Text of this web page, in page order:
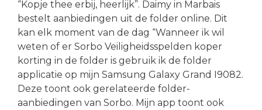
“Kopje thee erbij, heerlijk”. Daimy in Marbais
bestelt aanbiedingen uit de folder online. Dit
kan elk moment van de dag “Wanneer ik wil
weten of er Sorbo Veiligheidsspelden koper
korting in de folder is gebruik ik de folder
applicatie op mijn Samsung Galaxy Grand I9082.
Deze toont ook gerelateerde folder-
aanbiedingen van Sorbo. Mijn app toont ook